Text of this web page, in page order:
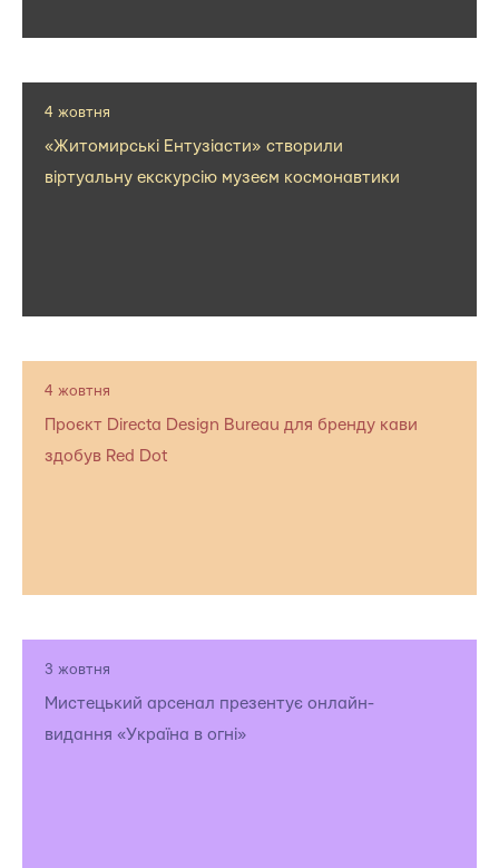
4 жовтня
«Житомирські Ентузіасти» створили
віртуальну екскурсію музеєм космонавтики
4 жовтня
Проєкт Directa Design Bureau для бренду кави
здобув Red Dot
3 жовтня
Мистецький арсенал презентує онлайн-
видання «Україна в огні»